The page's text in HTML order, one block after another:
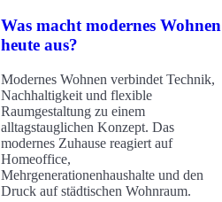
Was macht modernes Wohnen
heute aus?
Modernes Wohnen verbindet Technik,
Nachhaltigkeit und flexible
Raumgestaltung zu einem
alltagstauglichen Konzept. Das
modernes Zuhause reagiert auf
Homeoffice,
Mehrgenerationenhaushalte und den
Druck auf städtischen Wohnraum.